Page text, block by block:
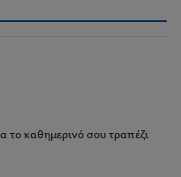
το καθημερινό σου τραπέζι